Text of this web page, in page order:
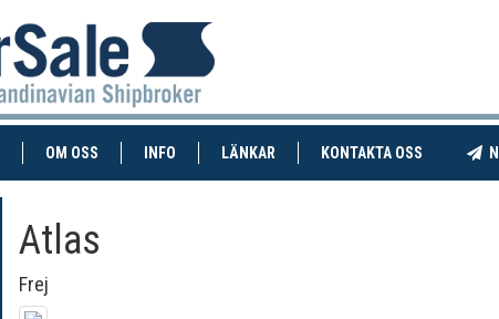
(CURRENT)OM OSS INFO LÄNKAR KONTAKTA OSS (CURRENT)
Atlas
Frej